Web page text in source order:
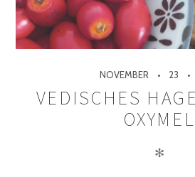
NOVEMBER 23
VEDISCHES
OXYMEL
✻